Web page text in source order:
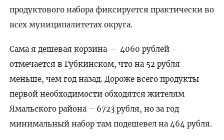
продуктового набора фиксируется практически во
всех муниципалитетах округа.
Сама я дешевая корзина — 4060 рублей –
отмечается в Губкинском, что на 52 рубля
меньше, чем год назад. Дороже всего продукты
первой необходимости обходятся жителям
Ямальского района – 6723 рубля, но за год
минимальный набор там подешевел на 464 рубля.